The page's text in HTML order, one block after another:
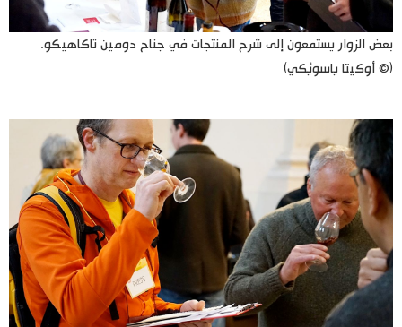
بعض الزوار يستمعون إلى شرح المنتجات في جناح دومين تاكاهيكو.
(© أوكيتا ياسويُكي)